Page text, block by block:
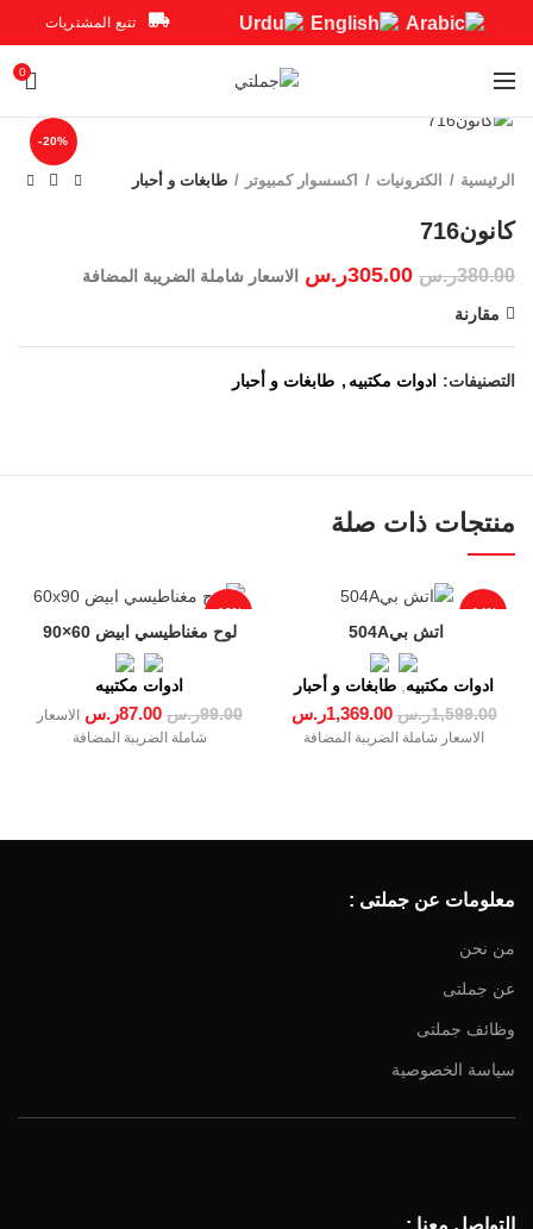
تتبع المشتريات
0
-20%
الرئيسية الكترونيات اكسسوار كمبيوتر طابغات و أحبار
380.00ر.س 305.00ر.س
الاسعار شاملة الضريبة المضافة
مقارنة
التصنيفات: ادوات مكتبيه , طابغات و أحبار
منتجات ذات صلة
-14%
ادوات مكتبيه طابغات و أحبار
1,599.00ر.س 1,369.00ر.س
الاسعار شاملة الضريبة المضافة
-12%
لوح مغناطيسي ابيض 60×90
ادوات مكتبيه
99.00ر.س 87.00ر.س الاسعار
شاملة الضريبة المضافة
معلومات عن جملتى :
من نحن
عن جملتى
وظائف جملتى
سياسة الخصوصية
التواصل معنا :
Facebook
YouTube